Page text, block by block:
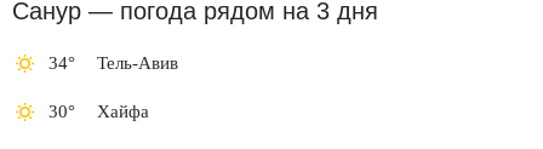
Санур — погода рядом на 3 дня
34° Тель-Авив
30° Хайфа